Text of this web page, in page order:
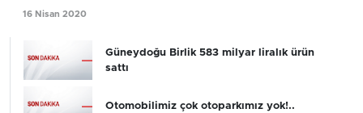
16 Nisan 2020
Güneydoğu Birlik 583 milyar liralık ürün
sattı
Otomobilimiz çok otoparkımız yok!..